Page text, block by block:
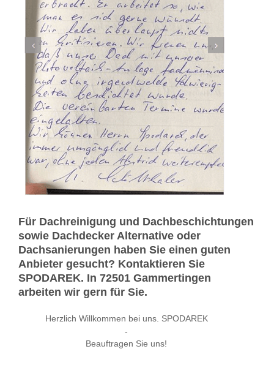
Für Dachreinigung und Dachbeschichtungen
sowie Dachdecker Alternative oder
Dachsanierungen haben Sie einen guten
Anbieter gesucht? Kontaktieren Sie
SPODAREK. In 72501 Gammertingen
arbeiten wir gern für Sie.
Herzlich Willkommen bei uns. SPODAREK
-
Beauftragen Sie uns!